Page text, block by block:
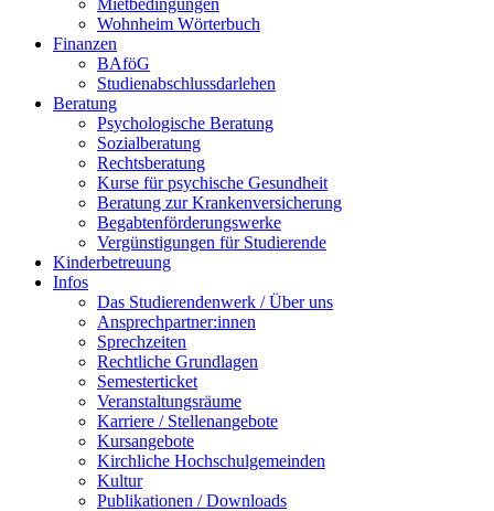
Mietbedingungen
Wohnheim Wörterbuch
Finanzen
BAföG
Studienabschlussdarlehen
Beratung
Psychologische Beratung
Sozialberatung
Rechtsberatung
Kurse für psychische Gesundheit
Beratung zur Krankenversicherung
Begabtenförderungswerke
Vergünstigungen für Studierende
Kinderbetreuung
Infos
Das Studierendenwerk / Über uns
Ansprechpartner:innen
Sprechzeiten
Rechtliche Grundlagen
Semesterticket
Veranstaltungsräume
Karriere / Stellenangebote
Kursangebote
Kirchliche Hochschulgemeinden
Kultur
Publikationen / Downloads